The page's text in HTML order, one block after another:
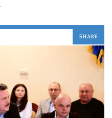
SHARE